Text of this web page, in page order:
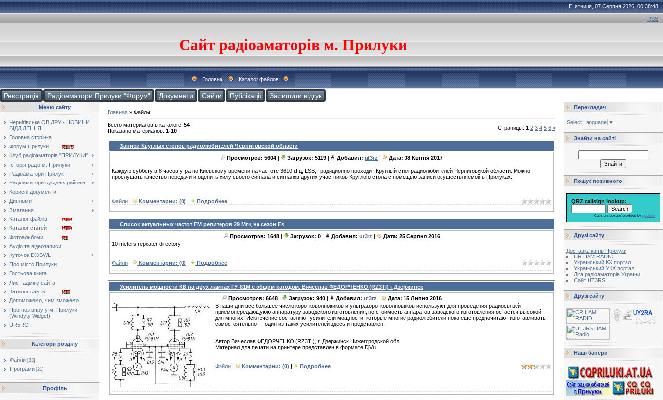
П`ятниця, 07 Серпня 2026, 00:38:48
| RSS
Сайт радіоаматорів м. Прилуки
Головна Каталог файлов
Реєстрація Радіоаматори Прилуки "Форум" Документи Cайти Публікації Залишити відгук
Меню сайту
Чернігівське ОВ ЛРУ - НОВИНИ
ВІДДІЛЕННЯ
Головна сторінка
Форум Прилуки
Клуб радіоаматорів "ПРИЛУКИ"
Історія радіо м. Прилуки
Радіоаматори Прилук
Радіоаматори сусідніх районів
Корисні документи
Дипломи
Змагання
Каталог файлів
Каталог статей
Фотоальбоми
Аудіо та відеозаписи
Куточок DX/SWL
Про місто Прилуки
Гостьова книга
Лист адміну сайта
Каталог сайтів
Допоможемо, чим зможемо
Прогноз вітру у м. Прилуки
(Windyty Widget)
UR5RCF
Категорії розділу
Файли [33]
Програми [21]
Профіль
Главная » Файлы
Всего материалов в каталоге: 54
Показано материалов: 1-10 Страницы: 1 2 3 4 5 6 »
Записи Круглых столов радиолюбителей Черниговской области
Просмотров: 5604
Загрузок: 5119 Добавил: ut3rz Дата: 08 Квітня 2017
Каждую субботу в 8 часов утра по Киевскому времени на частоте 3610 кГц, LSB, традиционно проходит Круглый стол радиолюбителей Черниговской области. Можно
прослушать качество передачи и оценить силу своего сигнала и сигналов других участников Круглого стола с помощью записи осуществляемой в Прилуках.
Файли | Комментарии: (0) | Подробнее
Список актуальных частот FM репитеров 29 Мгц на сезон Es
Просмотров: 1648
Загрузок: 0 Добавил: ut3rz Дата: 25 Серпня 2016
10 meters repeater directory
Файли Комментарии: (0) Подробнее
Усилитель мощности КВ на двух лампах ГУ-81М с общим катодом. Вячеслав ФЕДОРЧЕНКО (RZ3TI) г.Дзержинск
Просмотров: 6648
Загрузок: 940 Добавил: ut3rz Дата: 15 Липня 2016
В наши дни всё большее число коротковолновиков и ультракоротковолновиков используют для проведения радиосвязей
приемопередающуюю аппаратуру заводского изготовления, но стоимость аппаратов заводского изготовления остаётся высокой
для многих. Исключение составляют усилители мощности, которые многие радиолюбители пока ещё предпочитают изготавливать
самостоятельно — один из таких усилителей здесь и представлен.
Автор Вячеслав ФЕДОРЧЕНКО (RZ3TI), г. Дзержинск Нижегородской обл.
Материал для печати на принтере представлен в формате DjVu
Файли Комментарии: (0) Подробнее
Перекладач
Select Language ▼
Знайти на сайті
Пошук позивного
QRZ callsign lookup:
Callsign lookups provided by qrz.com
Друзі сайту
Доставка квітів Прилуки
CR HAM RADIO
Український КХ портал
Український УКХ портал
Ліга радіоаматорів України
Сайт UT3RS
Друзі сайту
Наші банери